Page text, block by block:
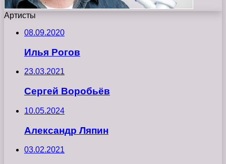
Артисты
08.09.2020
Илья Рогов
23.03.2021
Сергей Воробьёв
10.05.2024
Александр Ляпин
03.02.2021